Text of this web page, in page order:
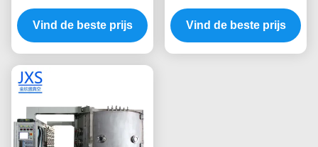
Vacuumcoater PVD
Plating Machine
Vind de beste prijs
keukensink van
roestvrij staal
Vind de beste prijs